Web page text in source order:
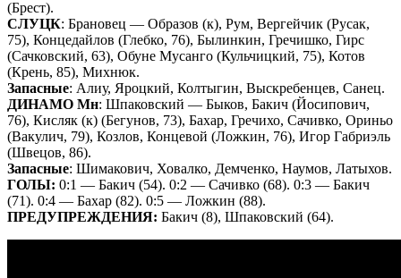
(Брест).
СЛУЦК: Брановец — Образов (к), Рум, Вергейчик (Русак,
75), Концедайлов (Глебко, 76), Былинкин, Гречишко, Гирс
(Сачковский, 63), Обуне Мусанго (Кульчицкий, 75), Котов
(Крень, 85), Михнюк.
Запасные: Алиу, Яроцкий, Колтыгин, Выскребенцев, Санец.
ДИНАМО Мн: Шпаковский — Быков, Бакич (Йосипович,
76), Кисляк (к) (Бегунов, 73), Бахар, Гречихо, Сачивко, Ориньо
(Вакулич, 79), Козлов, Концевой (Ложкин, 76), Игор Габриэль
(Швецов, 86).
Запасные: Шимакович, Ховалко, Демченко, Наумов, Латыхов.
ГОЛЫ: 0:1 — Бакич (54). 0:2 — Сачивко (68). 0:3 — Бакич
(71). 0:4 — Бахар (82). 0:5 — Ложкин (88).
ПРЕДУПРЕЖДЕНИЯ: Бакич (8), Шпаковский (64).